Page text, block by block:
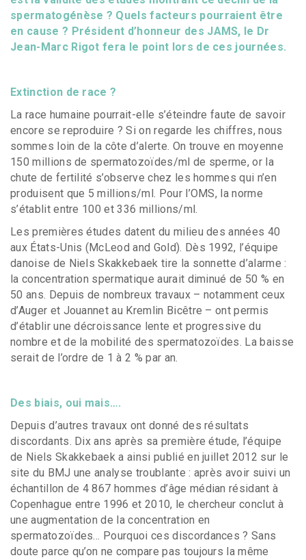
spermatogénèse ? Quels facteurs pourraient être
en cause ? Président d’honneur des JAMS, le Dr
Jean-Marc Rigot fera le point lors de ces journées.
Extinction de race ?
La race humaine pourrait-elle s’éteindre faute de savoir
encore se reproduire ? Si on regarde les chiffres, nous
sommes loin de la côte d’alerte. On trouve en moyenne
150 millions de spermatozoïdes/ml de sperme, or la
chute de fertilité s’observe chez les hommes qui n’en
produisent que 5 millions/ml. Pour l’OMS, la norme
s’établit entre 100 et 336 millions/ml.
Les premières études datent du milieu des années 40
aux États-Unis (McLeod and Gold). Dès 1992, l’équipe
danoise de Niels Skakkebaek tire la sonnette d’alarme :
la concentration spermatique aurait diminué de 50 % en
50 ans. Depuis de nombreux travaux – notamment ceux
d’Auger et Jouannet au Kremlin Bicêtre – ont permis
d’établir une décroissance lente et progressive du
nombre et de la mobilité des spermatozoïdes. La baisse
serait de l’ordre de 1 à 2 % par an.
Des biais, oui mais….
Depuis d’autres travaux ont donné des résultats
discordants. Dix ans après sa première étude, l’équipe
de Niels Skakkebaek a ainsi publié en juillet 2012 sur le
site du BMJ une analyse troublante : après avoir suivi un
échantillon de 4 867 hommes d’âge médian résidant à
Copenhague entre 1996 et 2010, le chercheur conclut à
une augmentation de la concentration en
spermatozoïdes… Pourquoi ces discordances ? Sans
doute parce qu’on ne compare pas toujours la même